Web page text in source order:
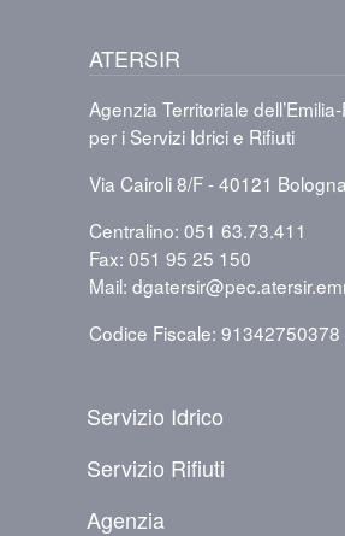
ATERSIR
Agenzia Territoriale
per i Servizi Idrici e Rifiuti
Via Cairoli 8/F - 40121
Centralino: 051 63.73.411
Fax: 051 95 25 150
Mail:
Codice Fiscale: 91342750378
Servizio Idrico
Servizio Rifiuti
Agenzia